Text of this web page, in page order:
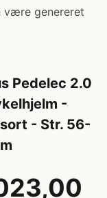
være genereret
Pedelec 2.0
-
- Str. 56-